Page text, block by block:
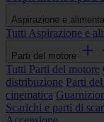
Aspirazione e
Tutti Aspirazione e
Parti del motore
Tutti Parti del motore
distribuzione Parti
cinematica
Scarichi e parti di